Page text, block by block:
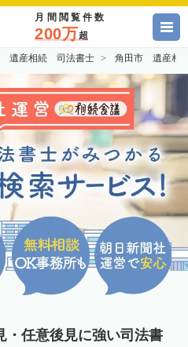
月間閲覧件数
200万超
遺産相続 司法書士 角田市 遺産相
・任意後見に強い司法書